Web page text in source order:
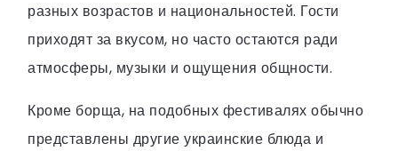
разных возрастов и национальностей. Гости
приходят за вкусом, но часто остаются ради
атмосферы, музыки и ощущения общности.
Кроме борща, на подобных фестивалях обычно
представлены другие украинские блюда и